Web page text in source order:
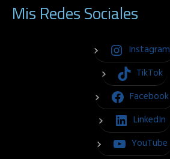
Mis Redes Sociales
Instagram
TikTok
Facebook
LinkedIn
YouTube